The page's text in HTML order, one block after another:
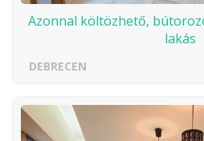
Azonnal költözhető,
lakás
DEBRECEN